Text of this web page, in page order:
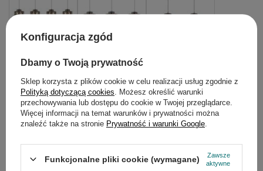
Zamów do11:30 to wyślemy dzisiaj Sprawdź czasy i koszty wysyłki
Konfiguracja zgód
Dbamy o Twoją prywatność
Sklep korzysta z plików cookie w celu realizacji usług zgodnie z
Polityką dotyczącą cookies . Możesz określić warunki
przechowywania lub dostępu do cookie w Twojej przeglądarce.
Więcej informacji na temat warunków i prywatności można
znaleźć także na stronie Prywatność i warunki Google
Funkcjonalne pliki cookie (wymagane)
Zawsze
aktywne